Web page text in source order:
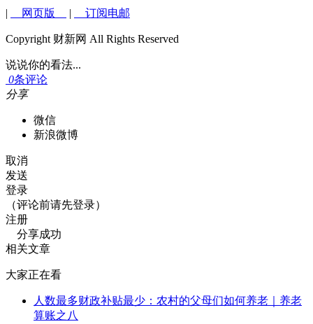
| 网页版 | 订阅电邮
Copyright 财新网 All Rights Reserved
说说你的看法...
0条评论
分享
微信
新浪微博
取消
发送
登录
（评论前请先登录）
注册
分享成功
相关文章
大家正在看
人数最多财政补贴最少：农村的父母们如何养老｜养老
算账之八